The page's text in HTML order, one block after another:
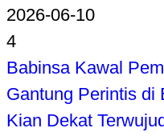
2026-06-10
4
Babinsa Kawal
Gantung Perintis di
Kian Dekat Terwujud